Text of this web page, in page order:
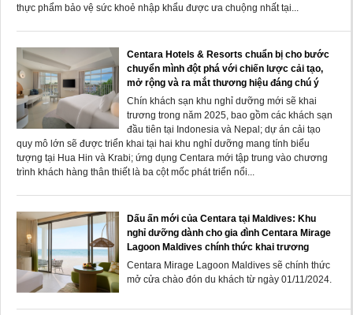
thực phẩm bảo vệ sức khoẻ nhập khẩu được ưa chuộng nhất tại...
Centara Hotels & Resorts chuẩn bị cho bước
chuyển mình đột phá với chiến lược cải tạo,
mở rộng và ra mắt thương hiệu đáng chú ý
Chín khách sạn khu nghỉ dưỡng mới sẽ khai
trương trong năm 2025, bao gồm các khách sạn
đầu tiên tại Indonesia và Nepal; dự án cải tạo
quy mô lớn sẽ được triển khai tại hai khu nghỉ dưỡng mang tính biểu
tượng tại Hua Hin và Krabi; ứng dụng Centara mới tập trung vào chương
trình khách hàng thân thiết là ba cột mốc phát triển nổi...
Dấu ấn mới của Centara tại Maldives: Khu
nghỉ dưỡng dành cho gia đình Centara Mirage
Lagoon Maldives chính thức khai trương
Centara Mirage Lagoon Maldives sẽ chính thức
mở cửa chào đón du khách từ ngày 01/11/2024.